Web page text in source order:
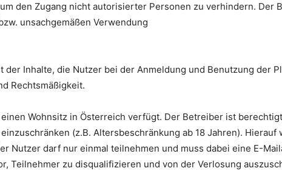
den Zugang nicht autorisierter Personen zu verhindern. Der
unsachgemäßen Verwendung
Inhalte, die Nutzer bei der Anmeldung und Benutzung der
Rechtsmäßigkeit.
Wohnsitz in Österreich verfügt. Der Betreiber ist
(z.B. Altersbeschränkung ab 18 Jahren). Hierauf
Nutzer darf nur einmal teilnehmen und muss dabei eine E-
Teilnehmer zu disqualifizieren und von der Verlosung